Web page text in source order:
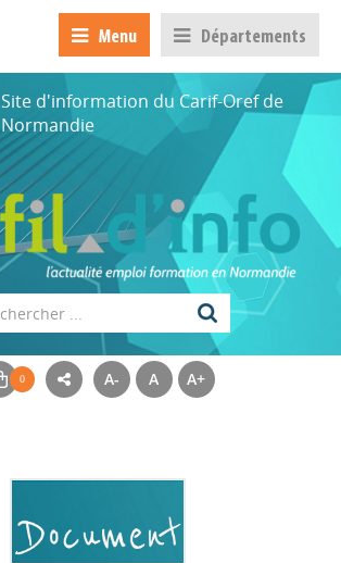
Menu Départements
Site d'information du Carif-Oref de
Normandie
A- A A+